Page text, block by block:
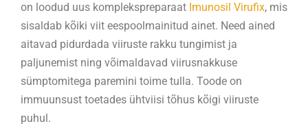
on loodud uus komplekspreparaat Imunosil Virufix, mis
sisaldab kõiki viit eespoolmainitud ainet. Need ained
aitavad pidurdada viiruste rakku tungimist ja
paljunemist ning võimaldavad viirusnakkuse
sümptomitega paremini toime tulla. Toode on
immuunsust toetades ühtviisi tõhus kõigi viiruste
puhul.